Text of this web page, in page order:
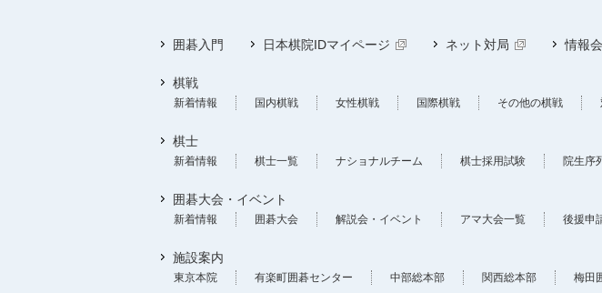
囲碁入門 日本棋院IDマイページ ネット対局 情報
棋戦
新着情報 国内棋戦 女性棋戦 国際棋戦 その他の棋戦
棋士
新着情報 棋士一覧 ナショナルチーム 棋士採用試験 院生序
囲碁大会・イベント
新着情報 囲碁大会 解説会・イベント アマ大会一覧 後援申
施設案内
東京本院 有楽町囲碁センター 中部総本部 関西総本部 梅田